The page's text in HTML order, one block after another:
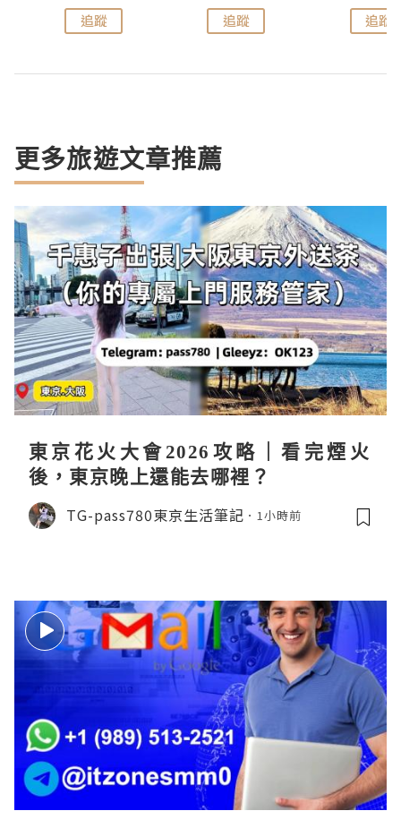
追蹤 追蹤 追蹤
更多旅遊文章推薦
東京花火大會2026攻略｜看完煙火
後，東京晚上還能去哪裡？
TG-pass780東京生活筆記 1小時前